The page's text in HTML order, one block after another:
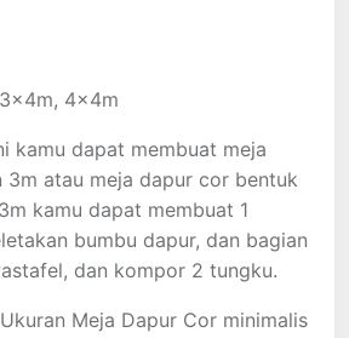
4x4m
kamu dapat membuat meja
3m atau meja dapur cor bentuk
kamu dapat membuat 1
bumbu dapur, dan bagian
dan kompor 2 tungku.
Meja Dapur Cor minimalis